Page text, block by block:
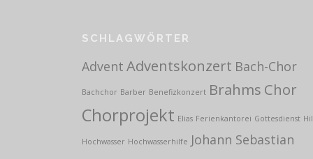
SCHLAGWÖRTER
Advent Adventskonzert Bach-Chor
Bachchor Barber Benefizkonzert Brahms Chor
Chorprojekt Elias Ferienkantorei Gottesdienst
Hochwasser Hochwasserhilfe Johann Sebastian